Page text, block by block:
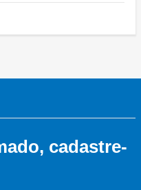
cadastre-